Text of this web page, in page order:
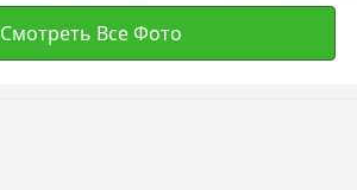
Смотреть Все Фото